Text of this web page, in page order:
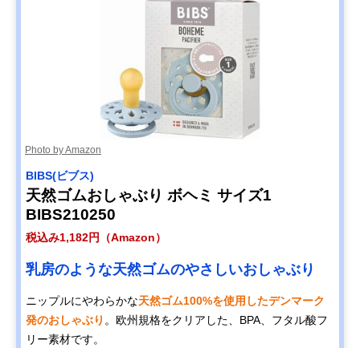
Photo by Amazon
BIBS(ビブス)
天然ゴムおしゃぶり ボヘミ サイズ1
BIBS210250
税込み1,182円（Amazon）
乳房のような天然ゴムのやさしいおしゃぶり
ニップルにやわらかな天然ゴム100%を使用したデンマーク
発のおしゃぶり 。欧州規格をクリアした、BPA、フタル酸フ
リー素材です。